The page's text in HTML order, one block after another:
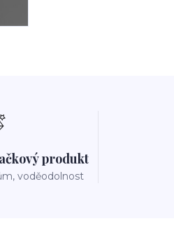
produkt
voděodolnost